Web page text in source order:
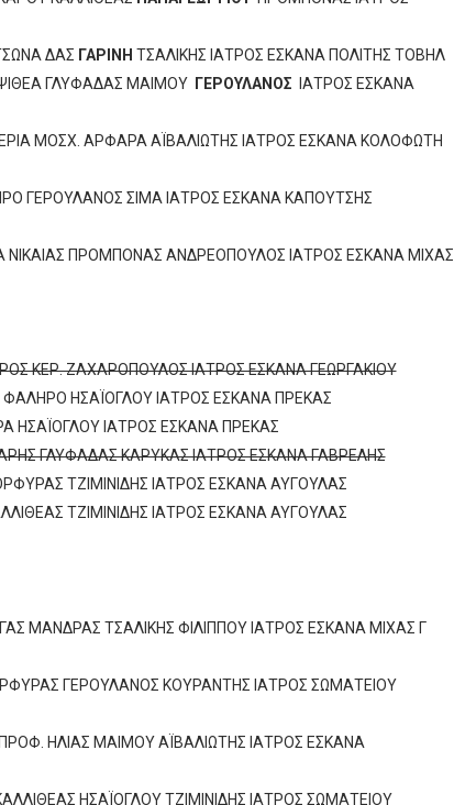
ΔΑΣ ΓΑΡΙΝΗ ΤΣΑΛΙΚΗΣ ΙΑΤΡΟΣ ΕΣΚΑΝΑ ΠΟΛΙΤΗΣ ΤΟΒΗΛ
ΓΛΥΦΑΔΑΣ ΜΑΙΜΟΥ ΓΕΡΟΥΛΑΝΟΣ
ΙΑΤΡΟΣ ΕΣΚΑΝΑ
ΜΟΣΧ. ΑΡΦΑΡΑ ΑΪΒΑΛΙΩΤΗΣ ΙΑΤΡΟΣ ΕΣΚΑΝΑ ΚΟΛΟΦΩΤΗ
ΓΕΡΟΥΛΑΝΟΣ ΣΙΜΑ ΙΑΤΡΟΣ ΕΣΚΑΝΑ ΚΑΠΟΥΤΣΗΣ
ΝΙΚΑΙΑΣ ΠΡΟΜΠΟΝΑΣ ΑΝΔΡΕΟΠΟΥΛΟΣ ΙΑΤΡΟΣ ΕΣΚΑΝΑ ΜΙΧΑΣ
ΚΕΡ. ΖΑΧΑΡΟΠΟΥΛΟΣ ΙΑΤΡΟΣ ΕΣΚΑΝΑ ΓΕΩΡΓΑΚΙΟΥ
ΗΣΑΪΟΓΛΟΥ ΙΑΤΡΟΣ ΕΣΚΑΝΑ ΠΡΕΚΑΣ
ΗΣΑΪΟΓΛΟΥ ΙΑΤΡΟΣ ΕΣΚΑΝΑ ΠΡΕΚΑΣ
ΓΛΥΦΑΔΑΣ ΚΑΡΥΚΑΣ ΙΑΤΡΟΣ ΕΣΚΑΝΑ ΓΑΒΡΕΛΗΣ
ΤΖΙΜΙΝΙΔΗΣ ΙΑΤΡΟΣ ΕΣΚΑΝΑ ΑΥΓΟΥΛΑΣ
ΤΖΙΜΙΝΙΔΗΣ ΙΑΤΡΟΣ ΕΣΚΑΝΑ ΑΥΓΟΥΛΑΣ
ΜΑΝΔΡΑΣ ΤΣΑΛΙΚΗΣ ΦΙΛΙΠΠΟΥ ΙΑΤΡΟΣ ΕΣΚΑΝΑ ΜΙΧΑΣ Γ
ΓΕΡΟΥΛΑΝΟΣ ΚΟΥΡΑΝΤΗΣ ΙΑΤΡΟΣ ΣΩΜΑΤΕΙΟΥ
ΗΛΙΑΣ ΜΑΙΜΟΥ ΑΪΒΑΛΙΩΤΗΣ ΙΑΤΡΟΣ ΕΣΚΑΝΑ
ΗΣΑΪΟΓΛΟΥ ΤΖΙΜΙΝΙΔΗΣ ΙΑΤΡΟΣ ΣΩΜΑΤΕΙΟΥ